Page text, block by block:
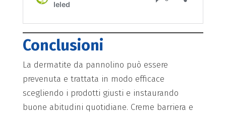
Conclusioni
La dermatite da pannolino può essere
prevenuta e trattata in modo efficace
scegliendo i prodotti giusti e instaurando
buone abitudini quotidiane. Creme barriera e